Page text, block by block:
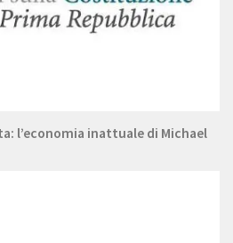
l’economia inattuale di Michael